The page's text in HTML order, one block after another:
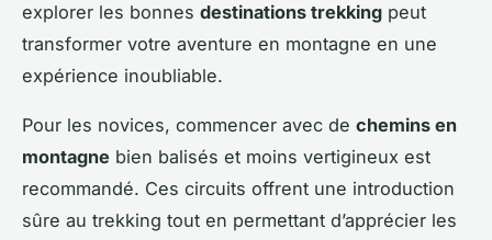
explorer les bonnes destinations trekking peut
transformer votre aventure en montagne en une
expérience inoubliable.
Pour les novices, commencer avec de chemins en
montagne bien balisés et moins vertigineux est
recommandé. Ces circuits offrent une introduction
sûre au trekking tout en permettant d’apprécier les